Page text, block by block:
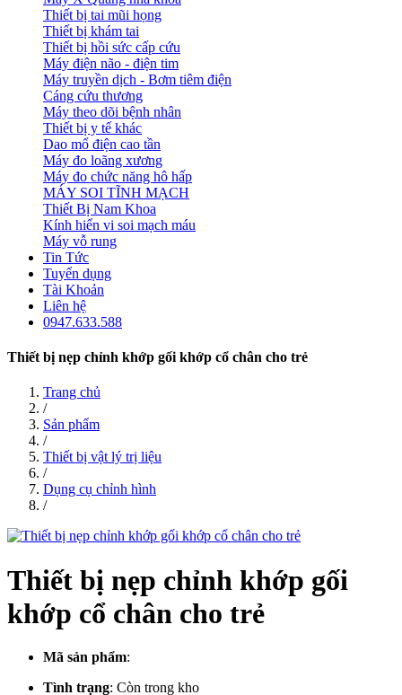
Thiết bị tai mũi họng
Thiết bị khám tai
Thiết bị hồi sức cấp cứu
Máy điện não - điện tim
Máy truyền dịch - Bơm tiêm điện
Cáng cứu thương
Máy theo dõi bệnh nhân
Thiết bị y tế khác
Dao mổ điện cao tần
Máy đo loãng xương
Máy đo chức năng hô hấp
MÁY SOI TĨNH MẠCH
Thiết Bị Nam Khoa
Kính hiển vi soi mạch máu
Máy vỗ rung
Tin Tức
Tuyển dụng
Tài Khoản
Liên hệ
0947.633.588
Thiết bị nẹp chỉnh khớp gối khớp cổ chân cho trẻ
Trang chủ
/
Sản phẩm
/
Thiết bị vật lý trị liệu
/
Dụng cụ chỉnh hình
/
Thiết bị nẹp chỉnh khớp gối
khớp cổ chân cho trẻ
Mã sản phẩm:
Tình trạng: Còn trong kho